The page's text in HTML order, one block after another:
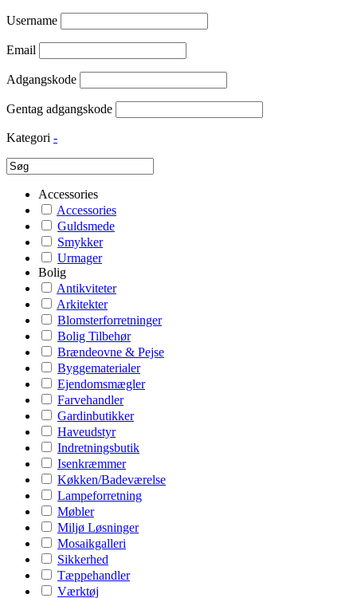
Username
Email
Adgangskode
Gentag adgangskode
Kategori -
Accessories
Accessories
Guldsmede
Smykker
Urmager
Bolig
Antikviteter
Arkitekter
Blomsterforretninger
Bolig Tilbehør
Brændeovne & Pejse
Byggematerialer
Ejendomsmægler
Farvehandler
Gardinbutikker
Haveudstyr
Indretningsbutik
Isenkræmmer
Køkken/Badeværelse
Lampeforretning
Møbler
Miljø Løsninger
Mosaikgalleri
Sikkerhed
Tæppehandler
Værktøj